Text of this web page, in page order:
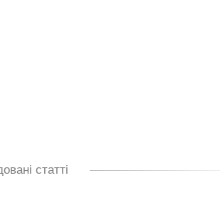
статті